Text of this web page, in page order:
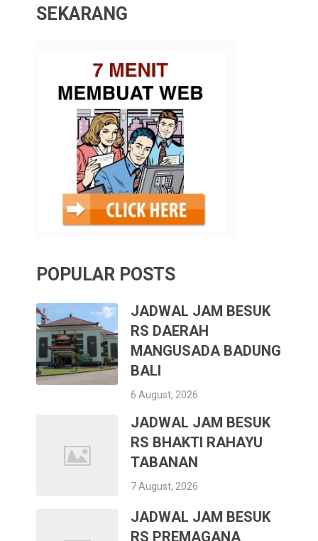
SEKARANG
POPULAR POSTS
JADWAL JAM BESUK
RS DAERAH
MANGUSADA BADUNG
BALI
6 August, 2026
JADWAL JAM BESUK
RS BHAKTI RAHAYU
TABANAN
7 August, 2026
JADWAL JAM BESUK
RS PREMAGANA